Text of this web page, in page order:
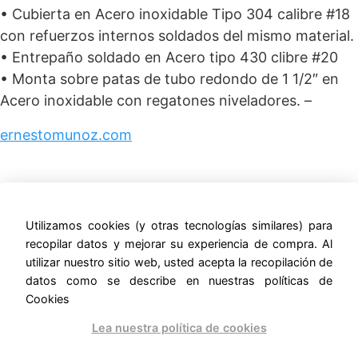
• Cubierta en Acero inoxidable Tipo 304 calibre #18
con refuerzos internos soldados del mismo material.
• Entrepaño soldado en Acero tipo 430 clibre #20
• Monta sobre patas de tubo redondo de 1 1/2″ en
Acero inoxidable con regatones niveladores. –
ernestomunoz.com
Productos relacionados
¡Oferta! ¡Oferta!
Utilizamos cookies (y otras tecnologías similares) para
recopilar datos y mejorar su experiencia de compra. Al
utilizar nuestro sitio web, usted acepta la recopilación de
datos como se describe en nuestras políticas de
Cookies
Lea nuestra política de cookies